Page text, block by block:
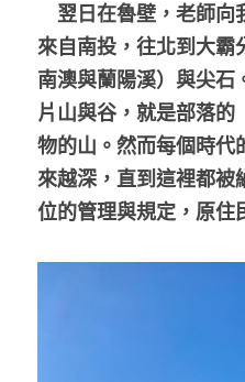
翌日在魯壁，老師向
來自南投，往北到大霸
南澳與蘭陽溪）與尖石
片山與谷，就是部落的
物的山。然而每個時代
來越深，直到這裡都被
位的管理與規定，原住